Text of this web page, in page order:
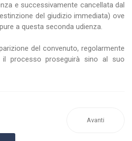
e successivamente cancellata dal
del giudizio immediata) ove
a questa seconda udienza.
del convenuto, regolarmente
il processo proseguirà sino al suo
Avanti